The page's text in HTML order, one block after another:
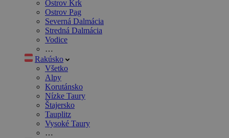
Ostrov Krk
Ostrov Pag
Severná Dalmácia
Stredná Dalmácia
Vodice
…
Rakúsko
Všetko
Alpy
Korutánsko
Nízke Taury
Štajersko
Tauplitz
Vysoké Taury
…